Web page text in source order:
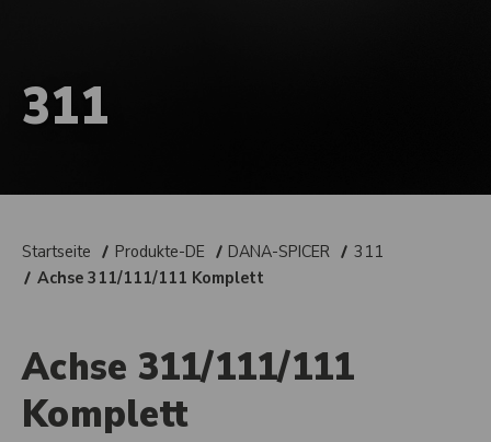
311
Startseite Produkte-DE DANA-SPICER
311
Achse 311/111/111 Komplett
Achse 311/111/111
Komplett